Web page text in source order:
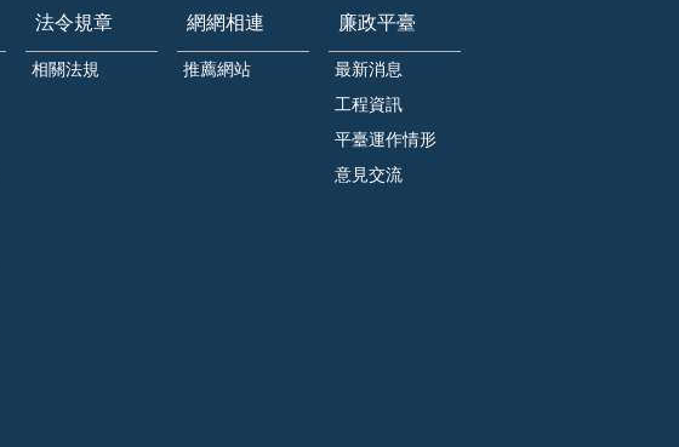
法令規章
相關法規
網網相連
推薦網站
廉政平臺
最新消息
工程資訊
平臺運作情形
意見交流